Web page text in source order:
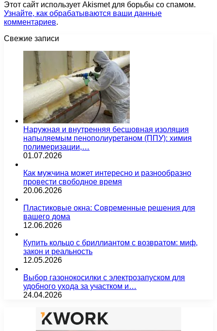
Этот сайт использует Akismet для борьбы со спамом.
Узнайте, как обрабатываются ваши данные
комментариев.
Свежие записи
Наружная и внутренняя бесшовная изоляция
напыляемым пенополиуретаном (ППУ): химия
полимеризации,…
01.07.2026
Как мужчина может интересно и разнообразно
провести свободное время
20.06.2026
Пластиковые окна: Современные решения для
вашего дома
12.06.2026
Купить кольцо с бриллиантом с возвратом: миф,
закон и реальность
12.05.2026
Выбор газонокосилки с электрозапуском для
удобного ухода за участком и…
24.04.2026